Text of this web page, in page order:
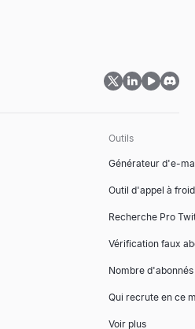
Outils
Générateur d'e-
Outil d'appel à
Recherche Pro
Vérification faux
Nombre d'abonnés
Qui recrute en ce
Voir plus